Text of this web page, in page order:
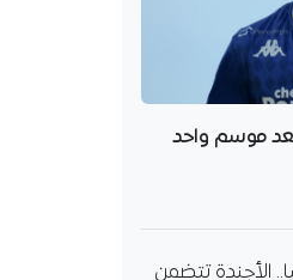
بعد موسم واحد
الأجندة تتضمن